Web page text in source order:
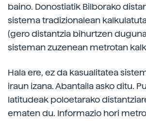
baino. Donostiatik Bilborako
sistema tradizionalean
(gero distantzia bihurtzen
sisteman zuzenean metrotan
Hala ere, ez da kasualitatea
iraun izana. Abantaila asko ditu.
latitudeak poloetarako
ematen du. Informazio hori